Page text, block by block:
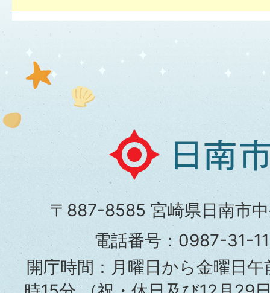
日
南
市
役
所
〒887-8585 宮崎県日南市
電話番号：0987-31-
開庁時間：月曜日から金曜日